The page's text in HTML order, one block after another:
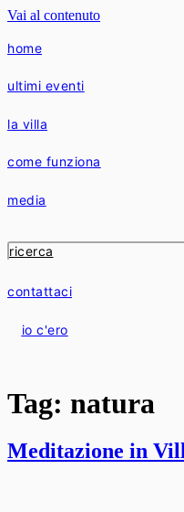
Vai al contenuto
home
ultimi eventi
la villa
come funziona
media
contattaci
io c'ero
Tag: natura
Meditazione in